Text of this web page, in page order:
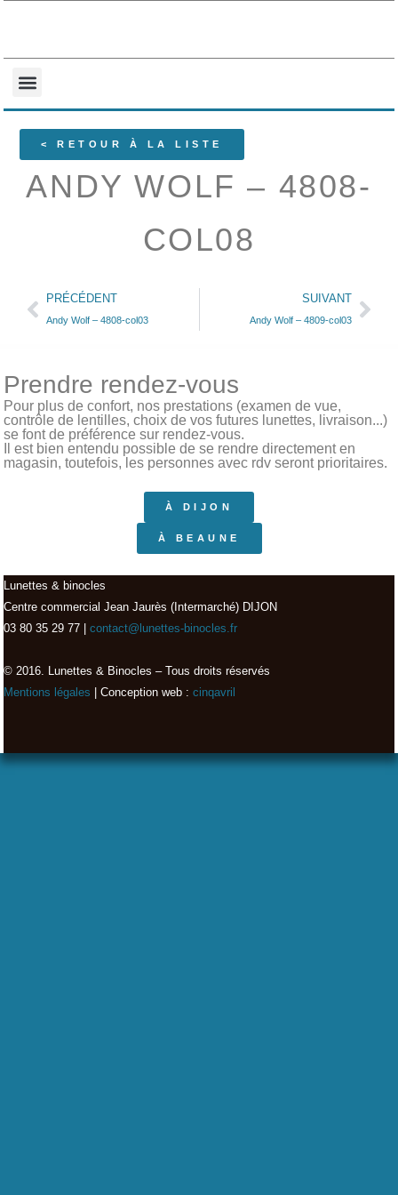
< RETOUR À LA LISTE
ANDY WOLF – 4808-
COL08
PRÉCÉDENT
Andy Wolf – 4808-col03
SUIVANT
Andy Wolf – 4809-col03
Prendre rendez-vous
Pour plus de confort, nos prestations (examen de vue,
contrôle de lentilles, choix de vos futures lunettes, livraison...)
se font de préférence sur rendez-vous.
Il est bien entendu possible de se rendre directement en
magasin, toutefois, les personnes avec rdv seront prioritaires.
À DIJON
À BEAUNE
Lunettes & binocles
Centre commercial Jean Jaurès (Intermarché) DIJON
03 80 35 29 77 |
contact@lunettes-binocles.fr
© 2016. Lunettes & Binocles – Tous droits réservés​
Mentions légales | Conception web : cinqavril